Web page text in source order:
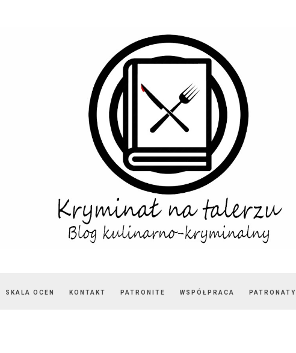
SKALA OCEN KONTAKT PATRONITE WSPÓŁPRACA PATRONATY